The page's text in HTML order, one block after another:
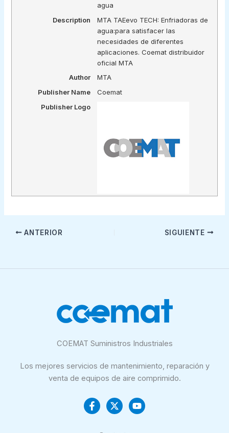
agua
Description
MTA TAEevo TECH: Enfriadoras de
agua:para satisfacer las
necesidades de diferentes
aplicaciones. Coemat distribuidor
oficial MTA
Author
MTA
Publisher Name
Coemat
Publisher Logo
ANTERIOR SIGUIENTE
COEMAT Suministros Industriales
Los mejores servicios de mantenimiento, reparación y
venta de equipos de aire comprimido.